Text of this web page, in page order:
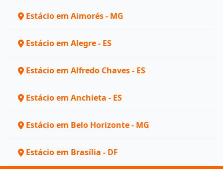
Estácio em Aimorés - MG
Estácio em Alegre - ES
Estácio em Alfredo Chaves - ES
Estácio em Anchieta - ES
Estácio em Belo Horizonte - MG
Estácio em Brasília - DF